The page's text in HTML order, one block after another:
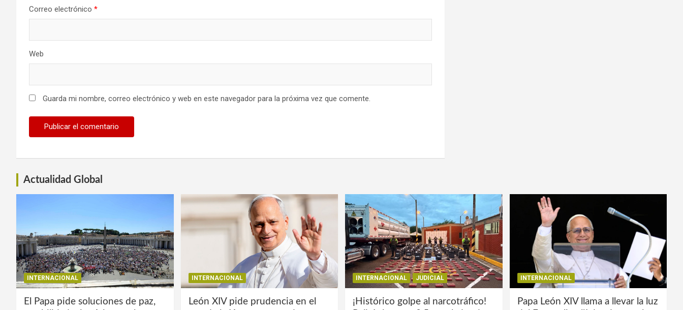
Correo electrónico *
Web
Guarda mi nombre, correo electrónico y web en este navegador para la próxima vez que comente.
Actualidad Global
INTERNACIONAL
El Papa pide soluciones de paz,
INTERNACIONAL
León XIV pide prudencia en el
INTERNACIONAL JUDICIAL
¡Histórico golpe al narcotráfico!
INTERNACIONAL
Papa León XIV llama a llevar la luz